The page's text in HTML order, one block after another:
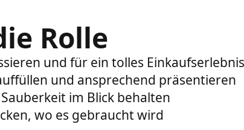
Rolle
und für ein tolles
und ansprechend präsentieren
im Blick behalten
wo es gebraucht wird